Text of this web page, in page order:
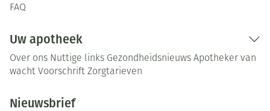
FAQ
Uw apotheek
Over ons Nuttige links Gezondheidsnieuws Apotheker van
wacht Voorschrift Zorgtarieven
Nieuwsbrief